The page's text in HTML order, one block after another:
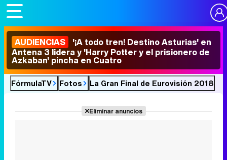
AUDIENCIAS '¡A todo tren! Destino Asturias' en
Antena 3 lidera y 'Harry Potter y el prisionero de
Azkaban' pincha en Cuatro
FórmulaTV Fotos La Gran Final de Eurovisión 2018
Eliminar anuncios